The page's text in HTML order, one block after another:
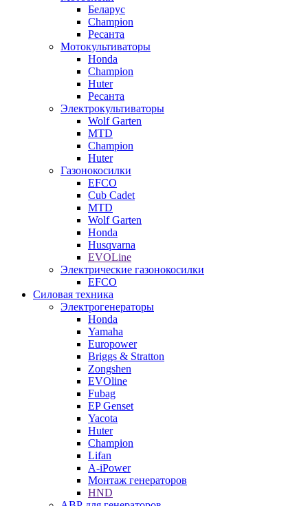
Беларус
Champion
Ресанта
Мотокультиваторы
Honda
Champion
Huter
Ресанта
Электрокультиваторы
Wolf Garten
MTD
Champion
Huter
Газонокосилки
EFCO
Cub Cadet
MTD
Wolf Garten
Honda
Husqvarna
EVOLine
Электрические газонокосилки
EFCO
Силовая техника
Электрогенераторы
Honda
Yamaha
Europower
Briggs & Stratton
Zongshen
EVOline
Fubag
EP Genset
Yacota
Huter
Champion
Lifan
A-iPower
Монтаж генераторов
HND